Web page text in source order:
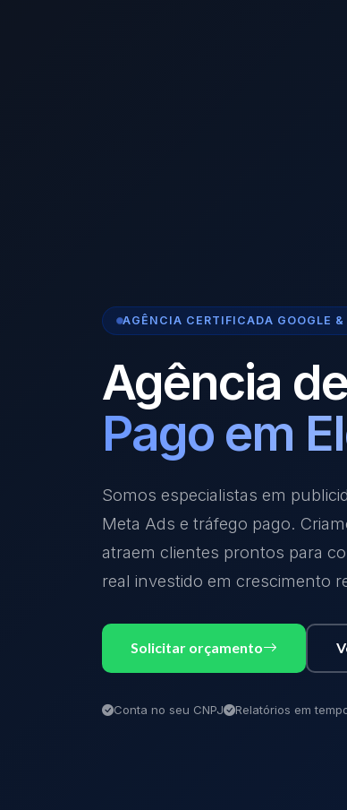
AGÊNCIA CERTIFICADA GOOGLE &
Agência de
Pago em
Somos especialistas em
Meta Ads e tráfego pago.
atraem clientes prontos para
real investido em crescimento
Solicitar orçamento
Conta no seu CNPJ Relatórios em